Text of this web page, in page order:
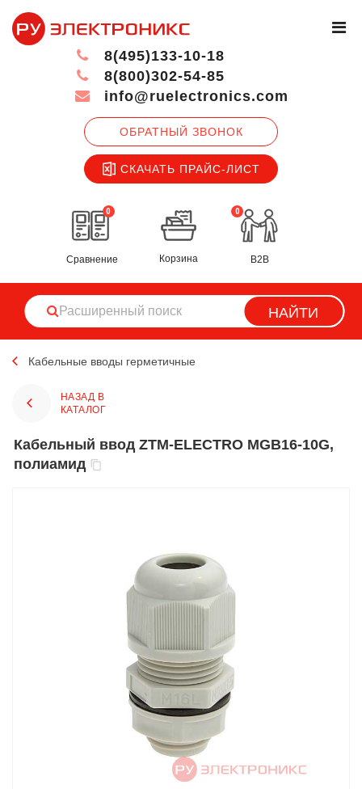
ОБРАТНЫЙ ЗВОНОК
СКАЧАТЬ ПРАЙС-ЛИСТ
8(495)133-10-18
8(800)302-54-85
info@ruelectronics.com
0
Сравнение
0
Корзина B2B
НАЙТИ
Кабельные вводы герметичные
НАЗАД В
КАТАЛОГ
Кабельный ввод ZTM-ELECTRO MGB16-10G,
полиамид